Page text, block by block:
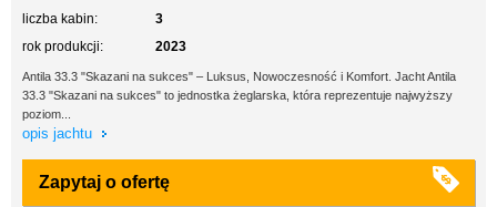
liczba kabin:
3
rok produkcji:
2023
Antila 33.3 "Skazani na sukces" – Luksus, Nowoczesność i Komfort. Jacht Antila
33.3 "Skazani na sukces" to jednostka żeglarska, która reprezentuje najwyższy
poziom...
opis jachtu
Zapytaj o ofertę